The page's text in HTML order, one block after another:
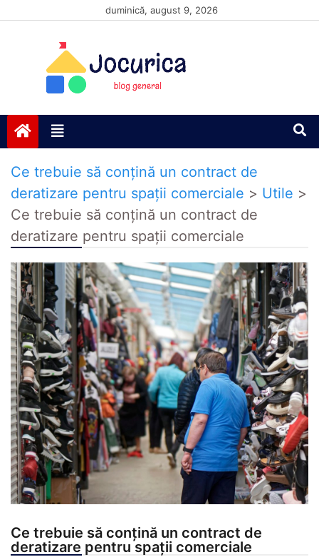
duminică, august 9, 2026
Jocurică blog
Ce trebuie să conțină un contract de
deratizare pentru spații comerciale > Utile >
Ce trebuie să conțină un contract de
deratizare pentru spații comerciale
Ce trebuie să conțină un contract de
deratizare pentru spații comerciale